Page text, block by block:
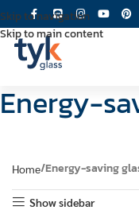
Skip to navigation
Skip to main content
Energy-
Home Energy-saving
Show sidebar